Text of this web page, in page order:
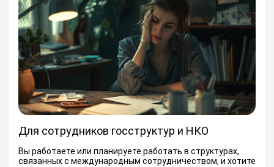
Для сотрудников госструктур и НКО
Вы работаете или планируете работать в структурах,
связанных с международным сотрудничеством, и хотите